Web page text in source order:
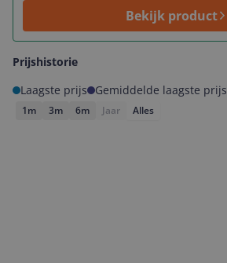
Bekijk product
Prijshistorie
Laagste prijs
Gemiddelde laagste prijs
1m 3m 6m Jaar Alles